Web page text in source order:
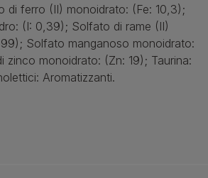
di ferro (II) monoidrato: (Fe: 10,3);
(I: 0,39); Solfato di rame (II)
Solfato manganoso monoidrato:
zinco monoidrato: (Zn: 19); Taurina:
Aromatizzanti.